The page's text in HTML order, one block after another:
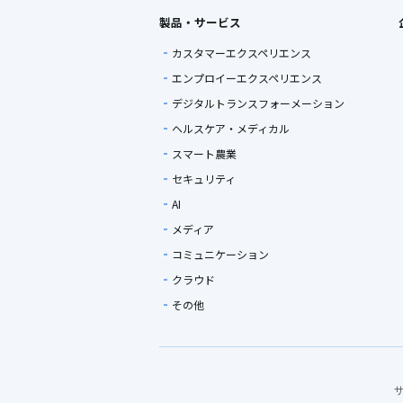
製品・サービス
カスタマーエクスペリエンス
エンプロイーエクスペリエンス
デジタルトランスフォーメーション
ヘルスケア・メディカル
スマート農業
セキュリティ
AI
メディア
コミュニケーション
クラウド
その他